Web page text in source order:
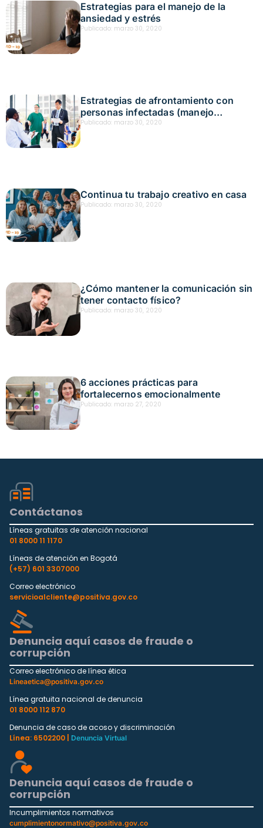
Estrategias para el manejo de la
ansiedad y estrés
Publicado: marzo 30, 2020
Estrategias de afrontamiento con
personas infectadas (manejo
emocional)
Publicado: marzo 30, 2020
Continua tu trabajo creativo en casa
Publicado: marzo 30, 2020
¿Cómo mantener la comunicación sin
tener contacto físico?
Publicado: marzo 30, 2020
6 acciones prácticas para
fortalecernos emocionalmente
Publicado: marzo 27, 2020
Contáctanos
Líneas gratuitas de atención nacional
01 8000 11 1170
Líneas de atención en Bogotá
(+57) 601 3307000
Correo electrónico
servicioalcliente@positiva.gov.co
Denuncia aquí casos de fraude o
corrupción
Correo electrónico de línea ética
Lineaetica@positiva.gov.co
Línea gratuita nacional de denuncia
01 8000 112 870
Denuncia de caso de acoso y discriminación
Línea: 6502200 |
Denuncia Virtual
Denuncia aquí casos de fraude o
corrupción
Incumplimientos normativos
cumplimientonormativo@positiva.gov.co